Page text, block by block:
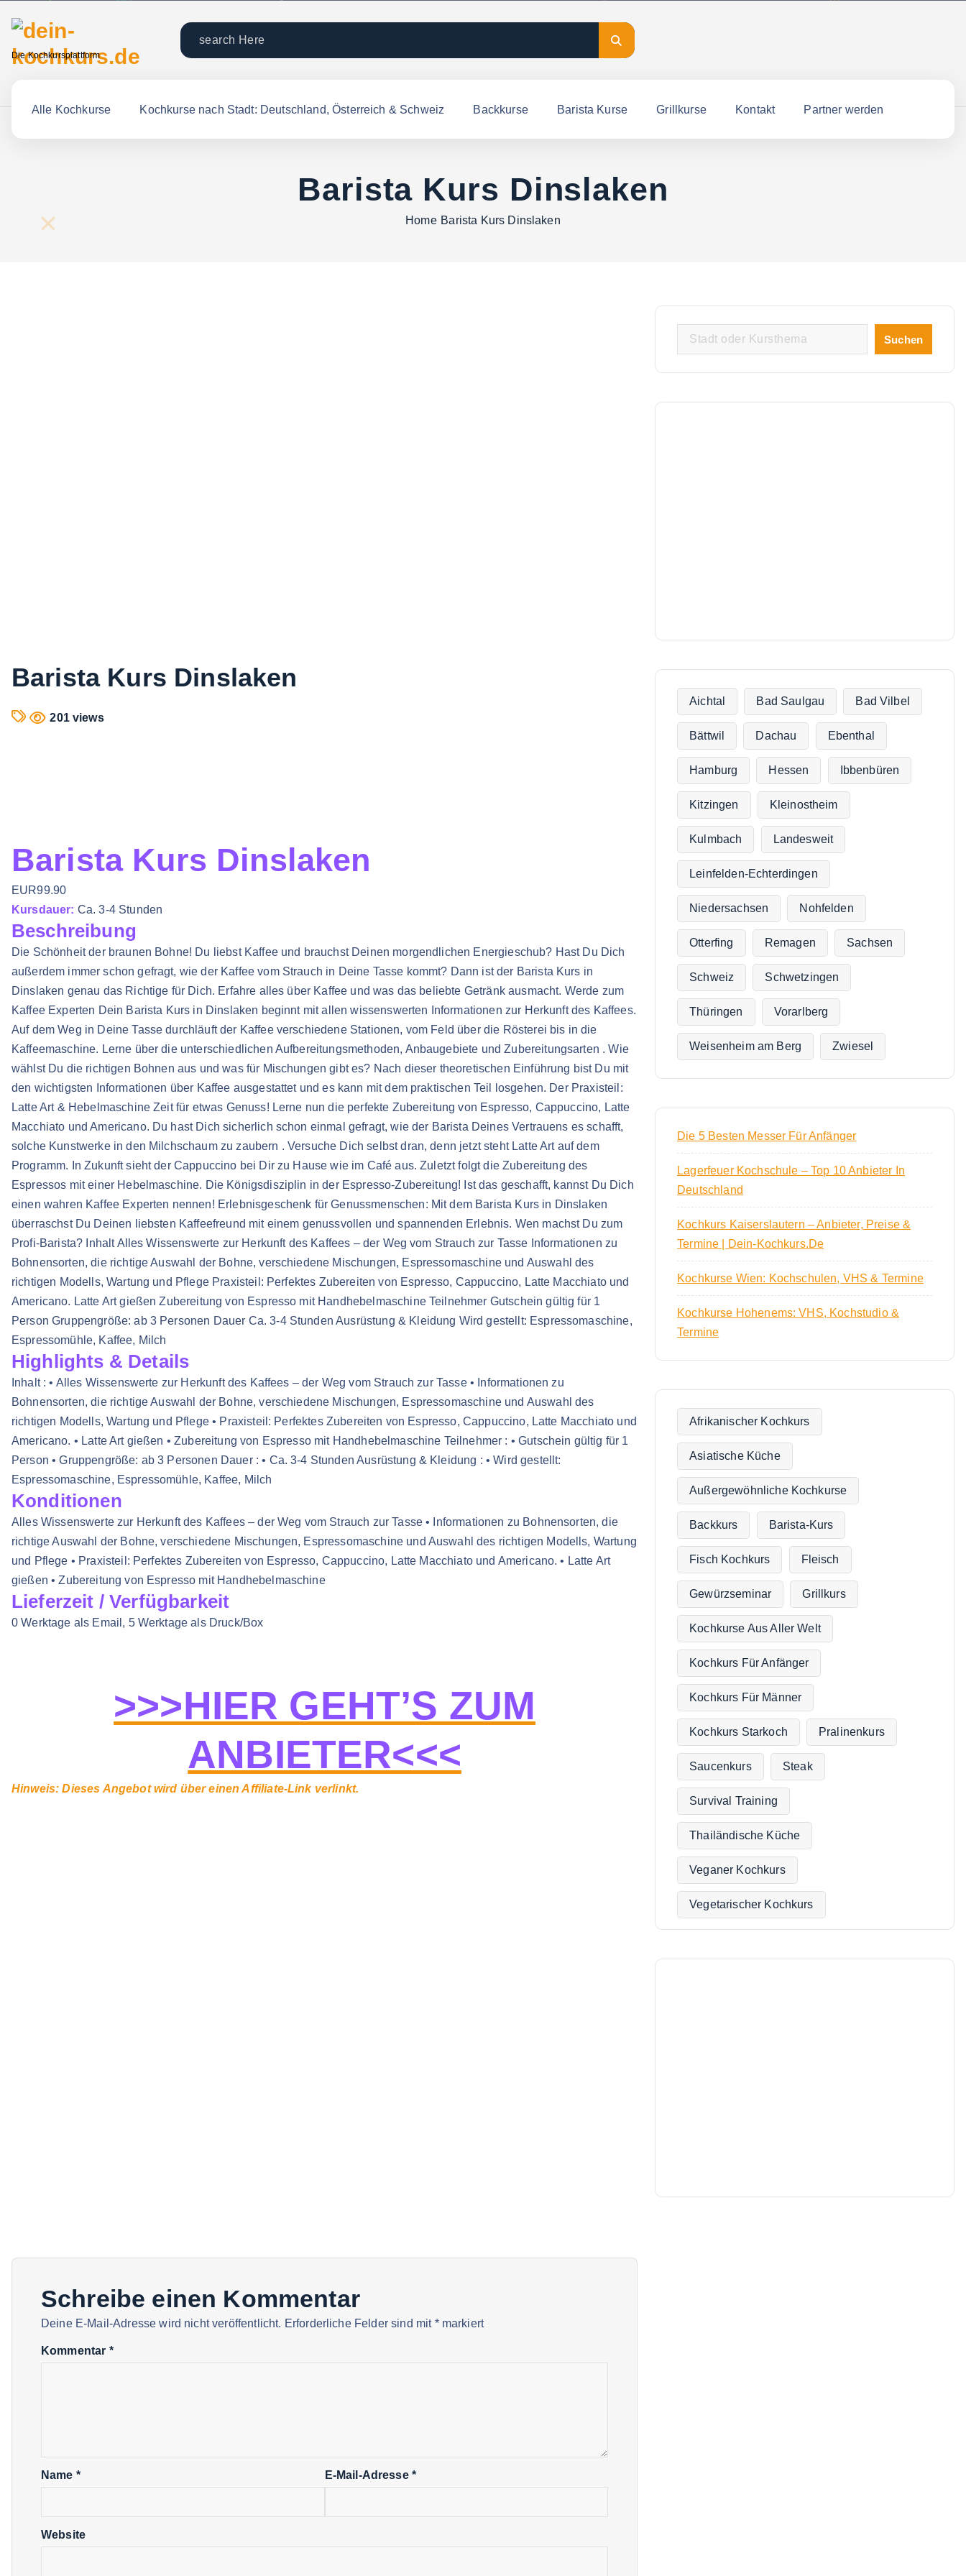
Die Kochkursplattform
Alle Kochkurse Kochkurse nach Stadt: Deutschland, Österreich & Schweiz Backkurse Barista Kurse Grillkurse Kontakt Partner werden
Barista Kurs Dinslaken
Home Barista Kurs Dinslaken
Barista Kurs Dinslaken
201 views
Barista Kurs Dinslaken
EUR99.90
Kursdauer: Ca. 3-4 Stunden
Beschreibung
Die Schönheit der braunen Bohne! Du liebst Kaffee und brauchst Deinen morgendlichen Energieschub? Hast Du Dich
außerdem immer schon gefragt, wie der Kaffee vom Strauch in Deine Tasse kommt? Dann ist der Barista Kurs in
Dinslaken genau das Richtige für Dich. Erfahre alles über Kaffee und was das beliebte Getränk ausmacht. Werde zum
Kaffee Experten Dein Barista Kurs in Dinslaken beginnt mit allen wissenswerten Informationen zur Herkunft des Kaffees.
Auf dem Weg in Deine Tasse durchläuft der Kaffee verschiedene Stationen, vom Feld über die Rösterei bis in die
Kaffeemaschine. Lerne über die unterschiedlichen Aufbereitungsmethoden, Anbaugebiete und Zubereitungsarten . Wie
wählst Du die richtigen Bohnen aus und was für Mischungen gibt es? Nach dieser theoretischen Einführung bist Du mit
den wichtigsten Informationen über Kaffee ausgestattet und es kann mit dem praktischen Teil losgehen. Der Praxisteil:
Latte Art & Hebelmaschine Zeit für etwas Genuss! Lerne nun die perfekte Zubereitung von Espresso, Cappuccino, Latte
Macchiato und Americano. Du hast Dich sicherlich schon einmal gefragt, wie der Barista Deines Vertrauens es schafft,
solche Kunstwerke in den Milchschaum zu zaubern . Versuche Dich selbst dran, denn jetzt steht Latte Art auf dem
Programm. In Zukunft sieht der Cappuccino bei Dir zu Hause wie im Café aus. Zuletzt folgt die Zubereitung des
Espressos mit einer Hebelmaschine. Die Königsdisziplin in der Espresso-Zubereitung! Ist das geschafft, kannst Du Dich
einen wahren Kaffee Experten nennen! Erlebnisgeschenk für Genussmenschen: Mit dem Barista Kurs in Dinslaken
überraschst Du Deinen liebsten Kaffeefreund mit einem genussvollen und spannenden Erlebnis. Wen machst Du zum
Profi-Barista? Inhalt Alles Wissenswerte zur Herkunft des Kaffees – der Weg vom Strauch zur Tasse Informationen zu
Bohnensorten, die richtige Auswahl der Bohne, verschiedene Mischungen, Espressomaschine und Auswahl des
richtigen Modells, Wartung und Pflege Praxisteil: Perfektes Zubereiten von Espresso, Cappuccino, Latte Macchiato und
Americano. Latte Art gießen Zubereitung von Espresso mit Handhebelmaschine Teilnehmer Gutschein gültig für 1
Person Gruppengröße: ab 3 Personen Dauer Ca. 3-4 Stunden Ausrüstung & Kleidung Wird gestellt: Espressomaschine,
Espressomühle, Kaffee, Milch
Highlights & Details
Inhalt : • Alles Wissenswerte zur Herkunft des Kaffees – der Weg vom Strauch zur Tasse • Informationen zu
Bohnensorten, die richtige Auswahl der Bohne, verschiedene Mischungen, Espressomaschine und Auswahl des
richtigen Modells, Wartung und Pflege • Praxisteil: Perfektes Zubereiten von Espresso, Cappuccino, Latte Macchiato und
Americano. • Latte Art gießen • Zubereitung von Espresso mit Handhebelmaschine Teilnehmer : • Gutschein gültig für 1
Person • Gruppengröße: ab 3 Personen Dauer : • Ca. 3-4 Stunden Ausrüstung & Kleidung : • Wird gestellt:
Espressomaschine, Espressomühle, Kaffee, Milch
Konditionen
Alles Wissenswerte zur Herkunft des Kaffees – der Weg vom Strauch zur Tasse • Informationen zu Bohnensorten, die
richtige Auswahl der Bohne, verschiedene Mischungen, Espressomaschine und Auswahl des richtigen Modells, Wartung
und Pflege • Praxisteil: Perfektes Zubereiten von Espresso, Cappuccino, Latte Macchiato und Americano. • Latte Art
gießen • Zubereitung von Espresso mit Handhebelmaschine
Lieferzeit / Verfügbarkeit
0 Werktage als Email, 5 Werktage als Druck/Box
>>>HIER GEHT’S ZUM
ANBIETER<<<
Hinweis: Dieses Angebot wird über einen Affiliate-Link verlinkt.
Schreibe einen Kommentar
Deine E-Mail-Adresse wird nicht veröffentlicht. Erforderliche Felder sind mit *markiert
Kommentar *
Name * E-Mail-Adresse *
Website
Suchen
Aichtal Bad Saulgau Bad Vilbel
Bättwil Dachau Ebenthal
Hamburg Hessen Ibbenbüren
Kitzingen Kleinostheim
Kulmbach Landesweit
Leinfelden-Echterdingen
Niedersachsen Nohfelden
Otterfing Remagen Sachsen
Schweiz Schwetzingen
Thüringen Vorarlberg
Weisenheim am Berg Zwiesel
Die 5 Besten Messer Für Anfänger
Lagerfeuer Kochschule – Top 10 Anbieter In
Deutschland
Kochkurs Kaiserslautern – Anbieter, Preise &
Termine | Dein-Kochkurs.de
Kochkurse Wien: Kochschulen, VHS & Termine
Kochkurse Hohenems: VHS, Kochstudio &
Termine
Afrikanischer Kochkurs
Asiatische Küche
Außergewöhnliche Kochkurse
Backkurs Barista-Kurs
Fisch Kochkurs Fleisch
Gewürzseminar Grillkurs
Kochkurse Aus Aller Welt
Kochkurs Für Anfänger
Kochkurs Für Männer
Kochkurs Starkoch Pralinenkurs
Saucenkurs Steak
Survival Training
Thailändische Küche
Veganer Kochkurs
Vegetarischer Kochkurs